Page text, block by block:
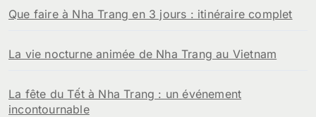
Que faire à Nha Trang en 3 jours : itinéraire complet
La vie nocturne animée de Nha Trang au Vietnam
La fête du Tết à Nha Trang : un événement
incontournable